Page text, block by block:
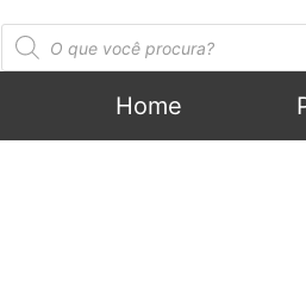
Products
search
Home